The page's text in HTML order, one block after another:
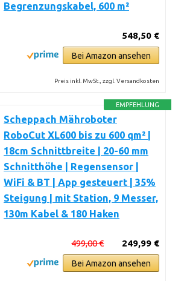
Begrenzungskabel, 600 m²
548,50 €
Bei Amazon ansehen
Preis inkl. MwSt., zzgl. Versandkosten
EMPFEHLUNG
Scheppach Mähroboter
RoboCut XL600 bis zu 600 qm² |
18cm Schnittbreite | 20-60 mm
Schnitthöhe | Regensensor |
WiFi & BT | App gesteuert | 35%
Steigung | mit Station, 9 Messer,
130m Kabel & 180 Haken
249,99 €
499,00 €
Bei Amazon ansehen